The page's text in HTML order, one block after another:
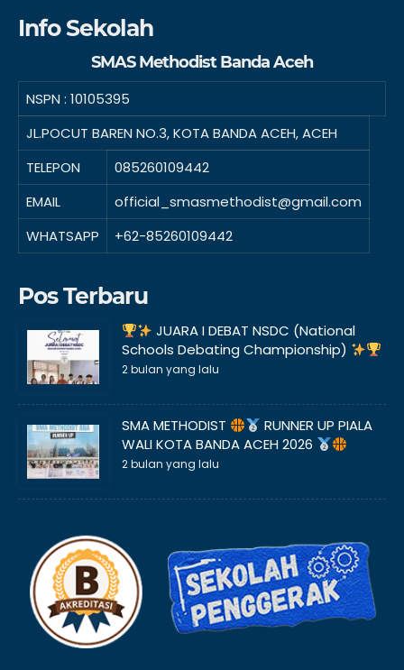
Info Sekolah
SMAS Methodist Banda Aceh
NSPN : 10105395
JL.POCUT BAREN NO.3, KOTA BANDA ACEH, ACEH
TELEPON
085260109442
EMAIL
official_smasmethodist@gmail.com
WHATSAPP
+62-85260109442
Pos Terbaru
JUARA I DEBAT NSDC (National
Schools Debating Championship)
2 bulan yang lalu
SMA METHODIST
RUNNER UP PIALA
WALI KOTA BANDA ACEH 2026
2 bulan yang lalu